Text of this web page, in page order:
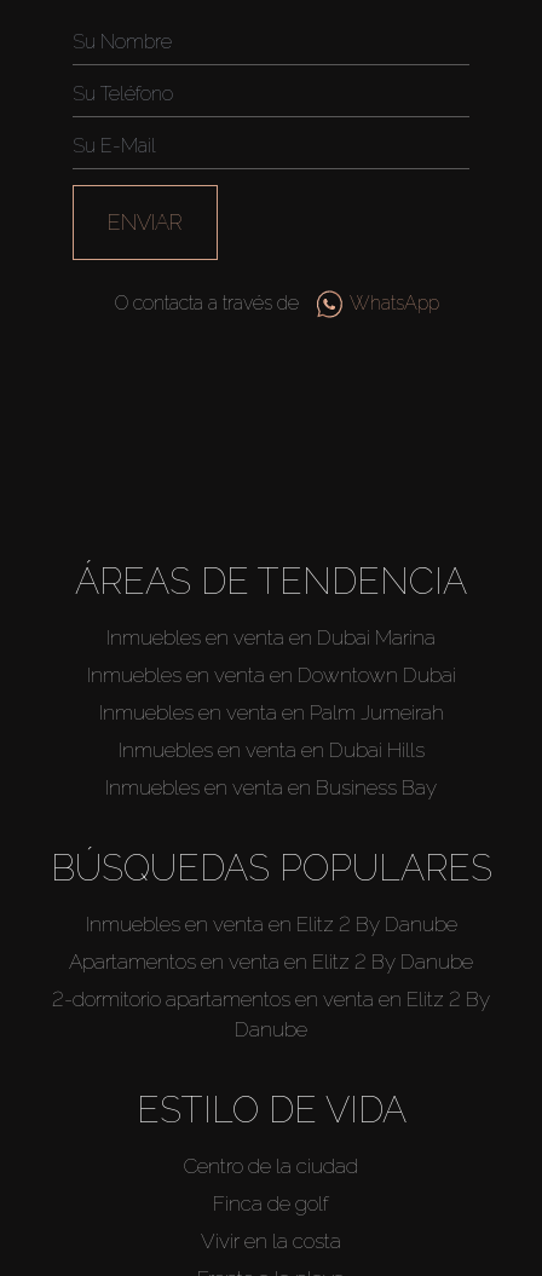
ENVIAR
O contacta a través de WhatsApp
ÁREAS DE TENDENCIA
Inmuebles en venta en Dubai Marina
Inmuebles en venta en Downtown Dubai
Inmuebles en venta en Palm Jumeirah
Inmuebles en venta en Dubai Hills
Inmuebles en venta en Business Bay
BÚSQUEDAS POPULARES
Inmuebles en venta en Elitz 2 By Danube
Apartamentos en venta en Elitz 2 By Danube
2-dormitorio apartamentos en venta en Elitz 2 By
Danube
ESTILO DE VIDA
Centro de la ciudad
Finca de golf
Vivir en la costa